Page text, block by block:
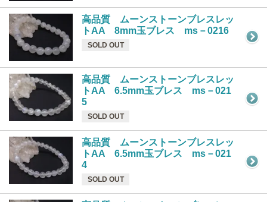
高品質 ムーンストーンブレスレッ
トAA 8mm玉ブレス ms－0216
SOLD OUT
高品質 ムーンストーンブレスレッ
トAA 6.5mm玉ブレス ms－021
5
SOLD OUT
高品質 ムーンストーンブレスレッ
トAA 6.5mm玉ブレス ms－021
4
SOLD OUT